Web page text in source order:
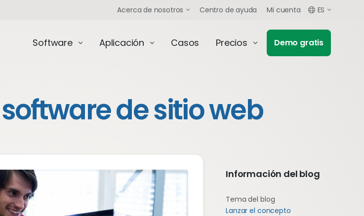
de sitio web
Información del blog
Tema del blog
Lanzar el concepto
Acerca de nosotros Centro de ayuda Mi cuenta ES
Software Aplicación Casos Precios Demo gratis